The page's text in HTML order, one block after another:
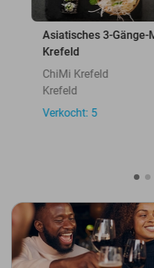
Asiatisches 3-Gänge-
Krefeld
ChiMi Krefeld
Krefeld
Verkocht: 5